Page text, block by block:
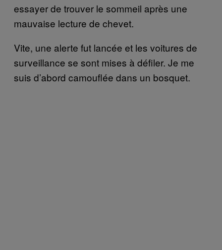
essayer de trouver le sommeil après une
mauvaise lecture de chevet.
Vite, une alerte fut lancée et les voitures de
surveillance se sont mises à défiler. Je me
suis d’abord camouflée dans un bosquet.